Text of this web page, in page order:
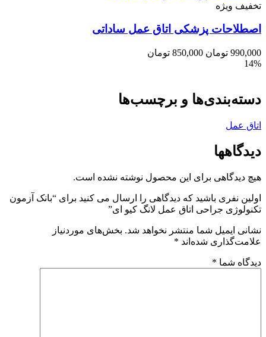
تخفیف ویژه
اصطلاحات پزشکی اتاق عمل ساداتی
990,000 تومان 850,000 تومان
14%
دسته‌بندی‌ها و برچسب‌ها
اتاق عمل
دیدگاهها
هیچ دیدگاهی برای این محصول نوشته نشده است.
اولین نفری باشید که دیدگاهی را ارسال می کنید برای “بانک آزمون
تکنولوژی جراحی اتاق عمل لانگ کیو ای”
نشانی ایمیل شما منتشر نخواهد شد. بخش‌های موردنیاز
علامت‌گذاری شده‌اند *
دیدگاه شما *